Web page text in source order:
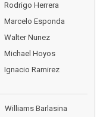
Rodrigo Herrera
Marcelo Esponda
Walter Nunez
Michael Hoyos
Ignacio Ramirez
Williams Barlasina